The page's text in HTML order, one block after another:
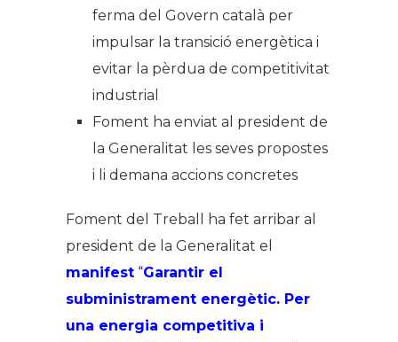
ferma del Govern català per
impulsar la transició energètica i
evitar la pèrdua de competitivitat
industrial
Foment ha enviat al president de
la Generalitat les seves propostes
i li demana accions concretes
Foment del Treball ha fet arribar al
president de la Generalitat el
manifest “Garantir el
subministrament energètic. Per
una energia competitiva i